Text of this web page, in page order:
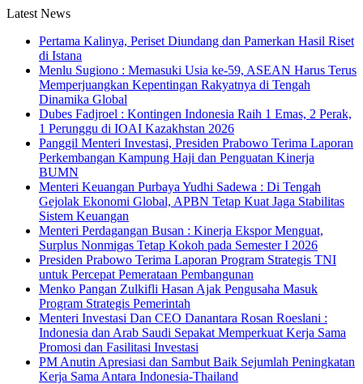
Latest News
Pertama Kalinya, Periset Diundang dan Pamerkan Hasil Riset
di Istana
Menlu Sugiono : Memasuki Usia ke-59, ASEAN Harus Terus
Memperjuangkan Kepentingan Rakyatnya di Tengah
Dinamika Global
Dubes Fadjroel : Kontingen Indonesia Raih 1 Emas, 2 Perak,
1 Perunggu di IOAI Kazakhstan 2026
Panggil Menteri Investasi, Presiden Prabowo Terima Laporan
Perkembangan Kampung Haji dan Penguatan Kinerja
BUMN
Menteri Keuangan Purbaya Yudhi Sadewa : Di Tengah
Gejolak Ekonomi Global, APBN Tetap Kuat Jaga Stabilitas
Sistem Keuangan
Menteri Perdagangan Busan : Kinerja Ekspor Menguat,
Surplus Nonmigas Tetap Kokoh pada Semester I 2026
Presiden Prabowo Terima Laporan Program Strategis TNI
untuk Percepat Pemerataan Pembangunan
Menko Pangan Zulkifli Hasan Ajak Pengusaha Masuk
Program Strategis Pemerintah
Menteri Investasi Dan CEO Danantara Rosan Roeslani :
Indonesia dan Arab Saudi Sepakat Memperkuat Kerja Sama
Promosi dan Fasilitasi Investasi
PM Anutin Apresiasi dan Sambut Baik Sejumlah Peningkatan
Kerja Sama Antara Indonesia-Thailand